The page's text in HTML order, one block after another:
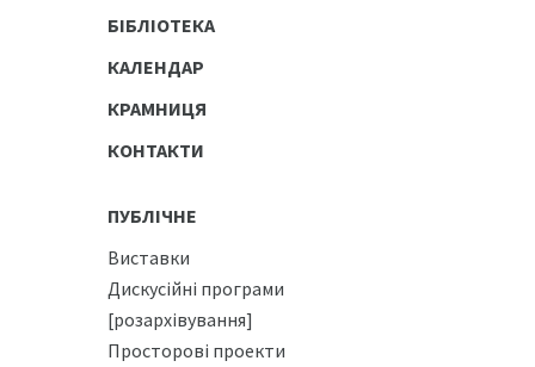
БІБЛІОТЕКА
КАЛЕНДАР
КРАМНИЦЯ
КОНТАКТИ
ПУБЛІЧНЕ
Виставки
Дискусійні програми
[розархівування]
Просторові проекти